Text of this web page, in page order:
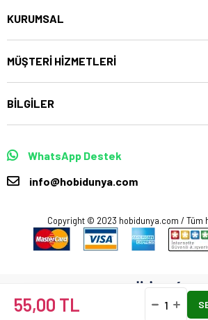
55,00 TL
KURUMSAL
MÜŞTERİ HİZMETLERİ
BİLGİLER
WhatsApp Destek
info@hobidunya.com
Copyright © 2023 hobidunya.com / Tüm
Anasayfa Sepetim